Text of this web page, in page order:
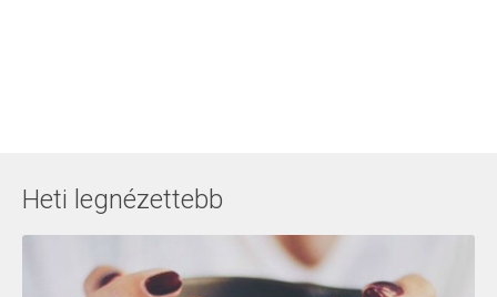
Heti legnézettebb